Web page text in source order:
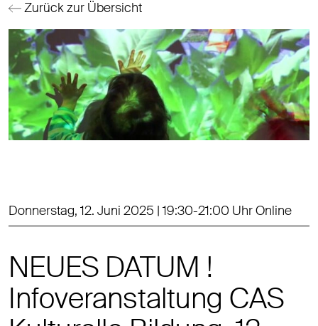
Zurück zur Übersicht
Donnerstag, 12. Juni 2025 | 19:30-21:00 Uhr Online
NEUES DATUM !
Infoveranstaltung CAS